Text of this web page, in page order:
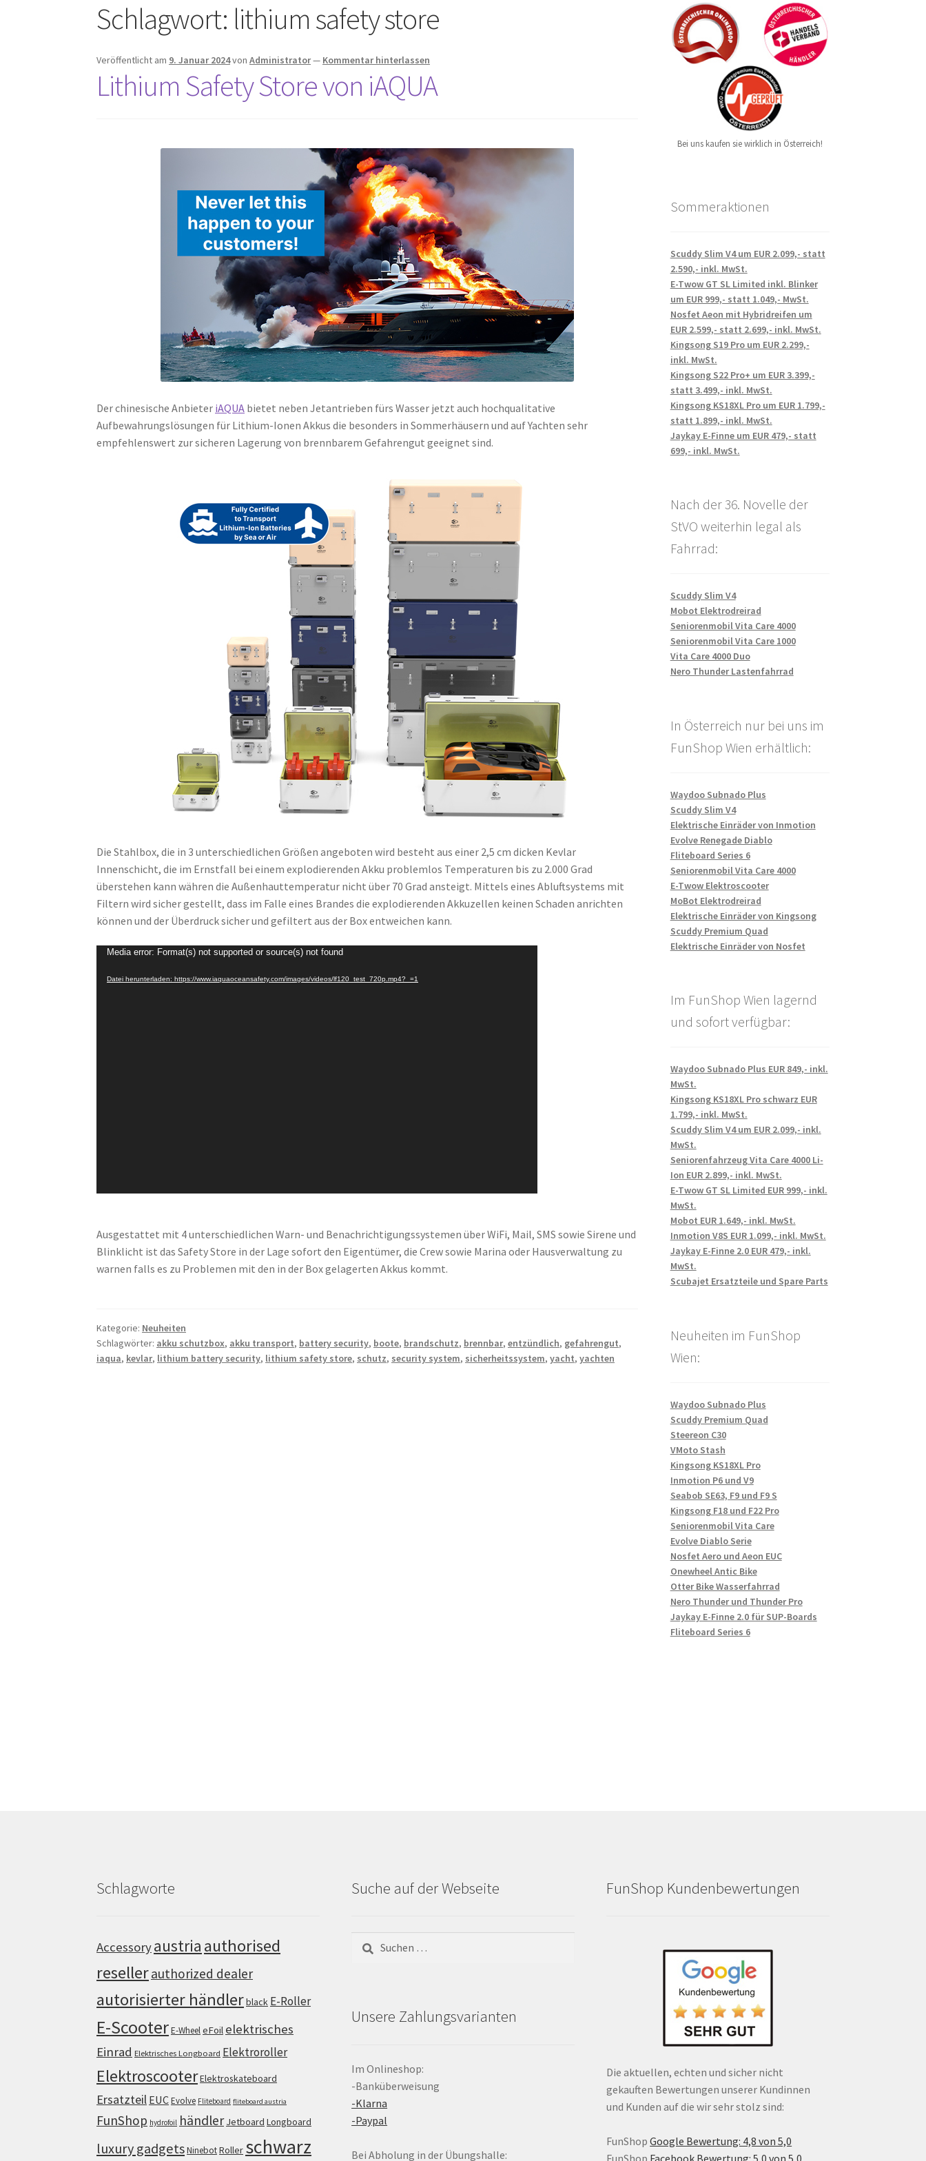
Schlagwort: lithium safety store
Veröffentlicht am 9. Januar 2024vonAdministrator— Kommentar hinterlassen
Lithium Safety Store von iAQUA
Der chinesische Anbieter iAQUA bietet neben Jetantrieben fürs Wasser jetzt auch hochqualitative
Aufbewahrungslösungen für Lithium-Ionen Akkus die besonders in Sommerhäusern und auf Yachten sehr
empfehlenswert zur sicheren Lagerung von brennbarem Gefahrengut geeignet sind.
Die Stahlbox, die in 3 unterschiedlichen Größen angeboten wird besteht aus einer 2,5 cm dicken Kevlar
Innenschicht, die im Ernstfall bei einem explodierenden Akku problemlos Temperaturen bis zu 2.000 Grad
überstehen kann währen die Außenhauttemperatur nicht über 70 Grad ansteigt. Mittels eines Abluftsystems mit
Filtern wird sicher gestellt, dass im Falle eines Brandes die explodierenden Akkuzellen keinen Schaden anrichten
können und der Überdruck sicher und gefiltert aus der Box entweichen kann.
Video-
Media error: Format(s) not supported or source(s) not found
Datei herunterladen: https://www.iaquaoceansafety.com/images/videos/lf120_test_720p.mp4?_=1
Ausgestattet mit 4 unterschiedlichen Warn- und Benachrichtigungssystemen über WiFi, Mail, SMS sowie Sirene und
Blinklicht ist das Safety Store in der Lage sofort den Eigentümer, die Crew sowie Marina oder Hausverwaltung zu
warnen falls es zu Problemen mit den in der Box gelagerten Akkus kommt.
Kategorie: Neuheiten
Schlagwörter: akku schutzbox, akku transport, battery security, boote, brandschutz, brennbar,entzündlich, gefahrengut,
iaqua, kevlar, lithium battery security, lithium safety store, schutz, security system, sicherheitssystem,yacht,yachten
Bei uns kaufen sie wirklich in Österreich!
Sommeraktionen
Scuddy Slim V4 um EUR 2.099,- statt
2.590,- inkl. MwSt.
E-Twow GT SL Limited inkl. Blinker
um EUR 999,- statt 1.049,- MwSt.
Nosfet Aeon mit Hybridreifen um
EUR 2.599,- statt 2.699,- inkl. MwSt.
Kingsong S19 Pro um EUR 2.299,-
inkl. MwSt.
Kingsong S22 Pro+ um EUR 3.399,-
statt 3.499,- inkl. MwSt.
Kingsong KS18XL Pro um EUR 1.799,-
statt 1.899,- inkl. MwSt.
Jaykay E-Finne um EUR 479,- statt
699,- inkl. MwSt.
Nach der 36. Novelle der
StVO weiterhin legal als
Fahrrad:
Scuddy Slim V4
Mobot Elektrodreirad
Seniorenmobil Vita Care 4000
Seniorenmobil Vita Care 1000
Vita Care 4000 Duo
Nero Thunder Lastenfahrrad
In Österreich nur bei uns im
FunShop Wien erhältlich:
Waydoo Subnado Plus
Scuddy Slim V4
Elektrische Einräder von Inmotion
Evolve Renegade Diablo
Fliteboard Series 6
Seniorenmobil Vita Care 4000
E-Twow Elektroscooter
MoBot Elektrodreirad
Elektrische Einräder von Kingsong
Scuddy Premium Quad
Elektrische Einräder von Nosfet
Im FunShop Wien lagernd
und sofort verfügbar:
Waydoo Subnado Plus EUR 849,- inkl.
MwSt.
Kingsong KS18XL Pro schwarz EUR
1.799,- inkl. MwSt.
Scuddy Slim V4 um EUR 2.099,- inkl.
MwSt.
Seniorenfahrzeug Vita Care 4000 Li-
Ion EUR 2.899,- inkl. MwSt.
E-Twow GT SL Limited EUR 999,- inkl.
MwSt.
Mobot EUR 1.649,- inkl. MwSt.
Inmotion V8S EUR 1.099,- inkl. MwSt.
Jaykay E-Finne 2.0 EUR 479,- inkl.
MwSt.
Scubajet Ersatzteile und Spare Parts
Neuheiten im FunShop
Wien:
Waydoo Subnado Plus
Scuddy Premium Quad
Steereon C30
VMoto Stash
Kingsong KS18XL Pro
Inmotion P6 und V9
Seabob SE63, F9 und F9 S
Kingsong F18 und F22 Pro
Seniorenmobil Vita Care
Evolve Diablo Serie
Nosfet Aero und Aeon EUC
Onewheel Antic Bike
Otter Bike Wasserfahrrad
Nero Thunder und Thunder Pro
Jaykay E-Finne 2.0 für SUP-Boards
Fliteboard Series 6
Schlagworte
Accessoryaustria authorised
resellerauthorized dealer
autorisierter händlerblack E-Roller
E-ScooterE-WheeleFoil elektrisches
Einrad Elektrisches Longboard Elektroroller
ElektroscooterElektroskateboard
Ersatzteil EUCEvolve Fliteboard fliteboard austria
FunShop hydrofoil händler Jetboard Longboard
luxury gadgetsNinebotRoller schwarz
Suche auf der Webseite
nach:
Unsere Zahlungsvarianten
Im Onlineshop:
-Banküberweisung
-Klarna
-Paypal
Bei Abholung in der Übungshalle:
FunShop Kundenbewertungen
Die aktuellen, echten und sicher nicht
gekauften Bewertungen unserer Kundinnen
und Kunden auf die wir sehr stolz sind:
FunShop Google Bewertung: 4,8 von 5,0
FunShop Facebook Bewertung: 5,0 von 5,0